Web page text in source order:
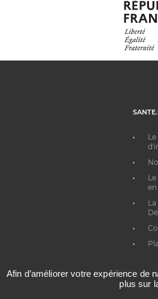
Afin d’améliorer votre expérience de
plus sur